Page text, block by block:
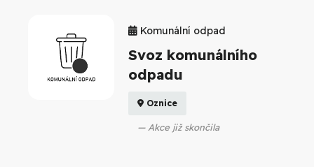
Komunální odpad
Svoz komunálního
odpadu
Oznice
Akce již skončila